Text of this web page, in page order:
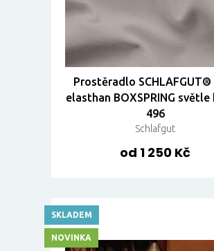
Prostěradlo SCHLAFGUT®
elasthan BOXSPRING světle
496
Schlafgut
od 1 250 Kč
SKLADEM
NOVINKA